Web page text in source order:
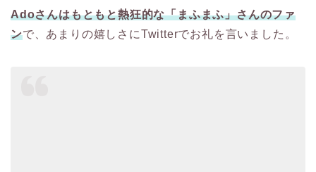
Adoさんはもともと熱狂的な「まふまふ」さんのファ
ンで、あまりの嬉しさにTwitterでお礼を言いました。